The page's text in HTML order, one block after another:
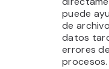
puede
de
datos
errores
procesos.